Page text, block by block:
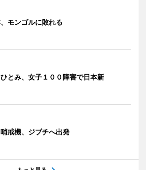
モンゴルに敗れる
とみ、女子１００障害で日本新
哨戒機、ジブチへ出発